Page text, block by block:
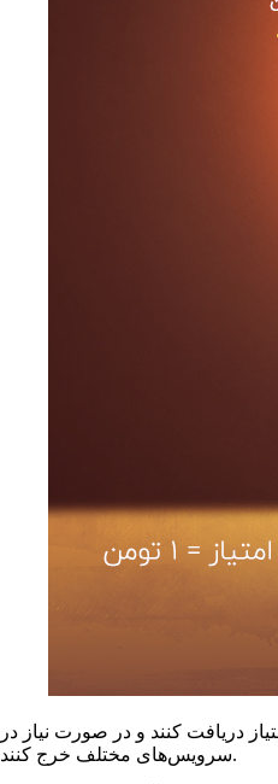
دریافت کنند و در صورت نیاز در
سرویس‌های مختلف خرج کنند.